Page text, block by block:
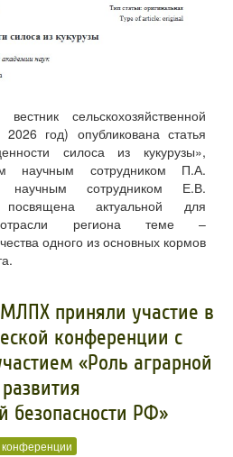
сельскохозяйственной
год) опубликована статья
силоса из кукурузы»,
научным сотрудником П.А.
сотрудником Е.В.
актуальной для
отрасли региона теме –
одного из основных кормов
приняли участие в
конференции с
«Роль аграрной
безопасности РФ»